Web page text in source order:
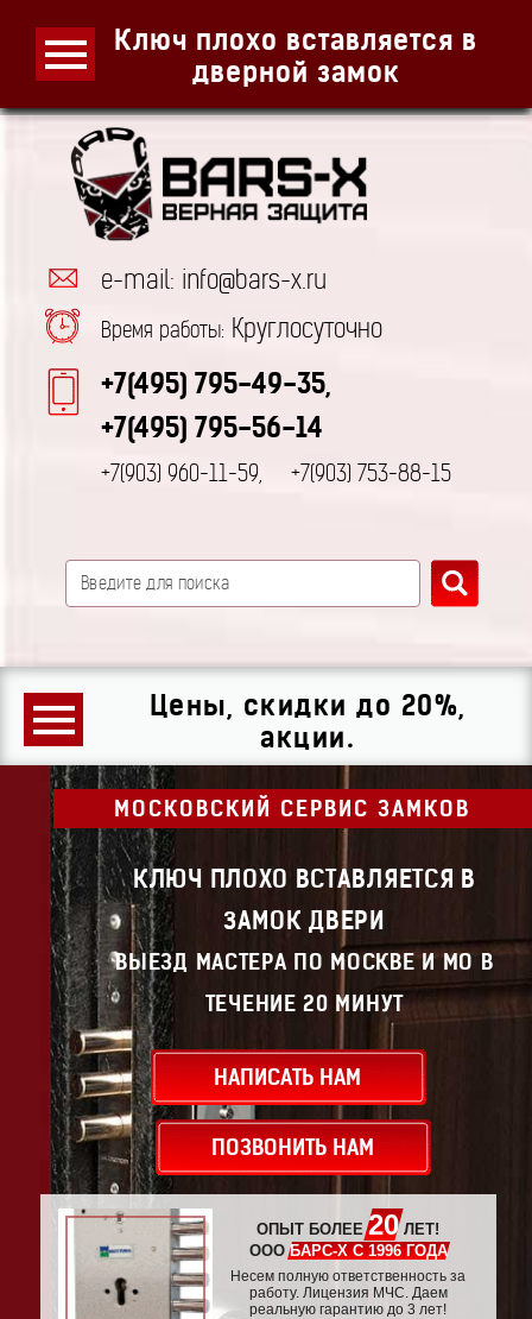
Ключ плохо вставляется в
дверной замок
e-mail: info@bars-x.ru
Время работы: Круглосуточно
+7(495) 795-49-35,
+7(495) 795-56-14
+7(903) 960-11-59, +7(903) 753-88-15
Цены, скидки до 20%,
акции.
МОСКОВСКИЙ СЕРВИС ЗАМКОВ
КЛЮЧ ПЛОХО ВСТАВЛЯЕТСЯ В
ЗАМОК ДВЕРИ
ВЫЕЗД МАСТЕРА ПО МОСКВЕ И МО В
ТЕЧЕНИЕ 20 МИНУТ
НАПИСАТЬ НАМ
ПОЗВОНИТЬ НАМ
ОПЫТ БОЛЕЕ20ЛЕТ!
ОООБАРС-Х С 1996 ГОДА
Несем полную ответственность за
работу. Лицензия МЧС. Даем
реальную гарантию до 3 лет!